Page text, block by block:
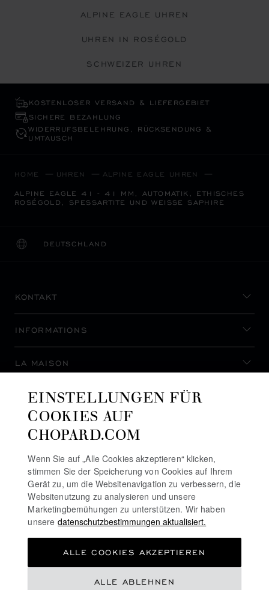
ALPINE EAGLE UHREN
UHREN IN ROSÉGOLD
SCHWEIZER UHREN
KOSTENLOSER VERSAND & LIEFERGEBIET
SICHERE BEZAHLUNG
WIDERRUFS­BELEHRUNG, RÜCKSENDUNG &
UMTAUSCH
HOME UHREN ALPINE EAGLE UHREN
ALPINE EAGLE 41 - 41 MM, AUTOMATIK, ETHISCHES
ROSÉGOLD, SPESSARTITE UND WEISSE SAPHIRE
DEUTSCHLAND
LOKALISIERUNG (LAND ÄNDERN)
LAND ÄNDERN
KONTAKT
INFORMATIONS
LA MAISON
AUF DEM LAUFENDEN BLEIBEN
NEWSLETTER ABONNIEREN
COOKIE-RICHTLINIE
EINSTELLUNGEN FÜR
COOKIES AUF
CHOPARD.COM
Wenn Sie auf „Alle Cookies akzeptieren“ klicken,
stimmen Sie der Speicherung von Cookies auf Ihrem
Gerät zu, um die Websitenavigation zu verbessern, die
Websitenutzung zu analysieren und unsere
Marketingbemühungen zu unterstützen. Wir haben
unsere datenschutzbestimmungen aktualisiert.
ALLE ABLEHNEN
ALLE COOKIES AKZEPTIEREN